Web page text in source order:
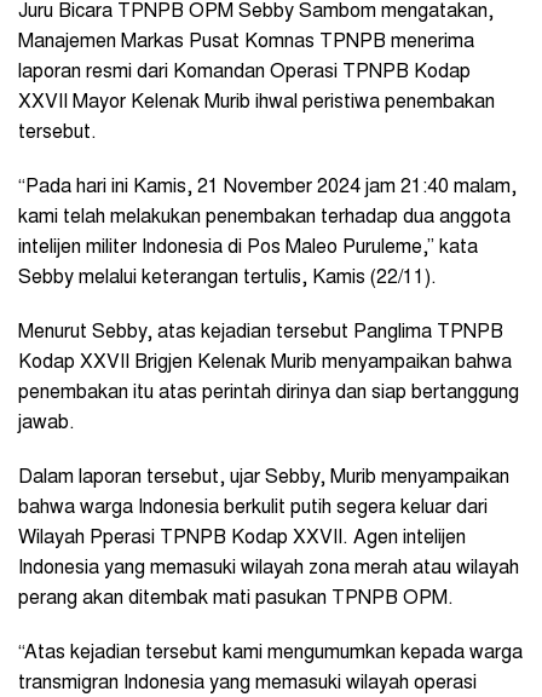
Juru Bicara TPNPB OPM Sebby Sambom mengatakan,
Manajemen Markas Pusat Komnas TPNPB menerima
laporan resmi dari Komandan Operasi TPNPB Kodap
XXVII Mayor Kelenak Murib ihwal peristiwa penembakan
tersebut.
“Pada hari ini Kamis, 21 November 2024 jam 21:40 malam,
kami telah melakukan penembakan terhadap dua anggota
intelijen militer Indonesia di Pos Maleo Puruleme,” kata
Sebby melalui keterangan tertulis, Kamis (22/11).
Menurut Sebby, atas kejadian tersebut Panglima TPNPB
Kodap XXVII Brigjen Kelenak Murib menyampaikan bahwa
penembakan itu atas perintah dirinya dan siap bertanggung
jawab.
Dalam laporan tersebut, ujar Sebby, Murib menyampaikan
bahwa warga Indonesia berkulit putih segera keluar dari
Wilayah Pperasi TPNPB Kodap XXVII. Agen intelijen
Indonesia yang memasuki wilayah zona merah atau wilayah
perang akan ditembak mati pasukan TPNPB OPM.
“Atas kejadian tersebut kami mengumumkan kepada warga
transmigran Indonesia yang memasuki wilayah operasi